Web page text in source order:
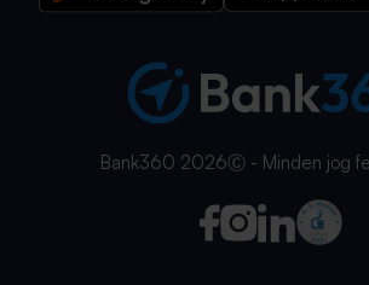
Bank360 2026Ⓒ - Minden jog